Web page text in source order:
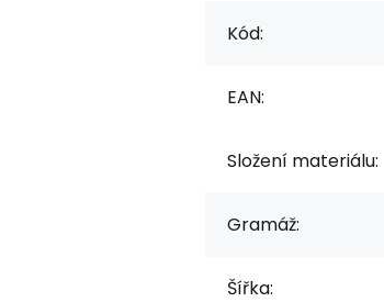
Kód:
EAN:
Složení materiálu:
Gramáž:
Šířka: